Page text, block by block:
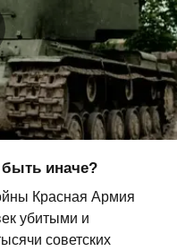
иначе?
Красная Армия
убитыми и
советских